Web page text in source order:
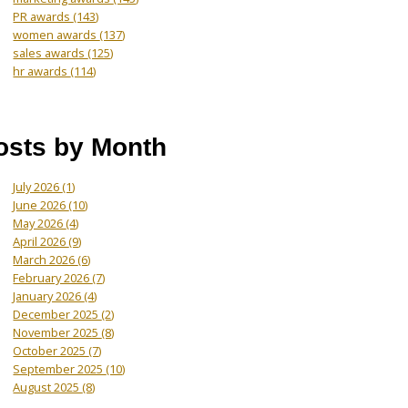
PR awards(143)
women awards(137)
sales awards(125)
hr awards(114)
by Month
July 2026(1)
June 2026(10)
May 2026(4)
April 2026(9)
March 2026(6)
February 2026(7)
January 2026(4)
December 2025(2)
November 2025(8)
October 2025(7)
September 2025(10)
August 2025(8)